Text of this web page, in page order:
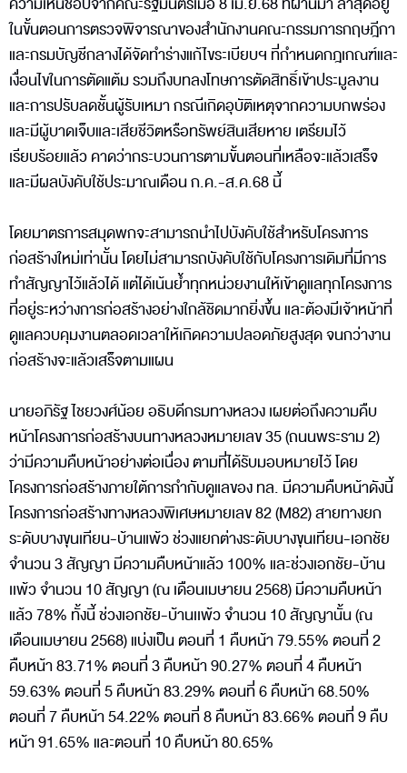
ในขั้นตอนการตรวจพิจารณาของสำนักงานคณะกรรมการกฤษฎีกา
และกรมบัญชีกลางได้จัดทำร่างแก้ไขระเบียบฯ ที่กำหนดกฎเกณฑ์และ
เงื่อนไขในการตัดแต้ม รวมถึงบทลงโทษการตัดสิทธิ์เข้าประมูลงาน
และการปรับลดชั้นผู้รับเหมา กรณีเกิดอุบัติเหตุจากความบกพร่อง
และมีผู้บาดเจ็บและเสียชีวิตหรือทรัพย์สินเสียหาย เตรียมไว้
เรียบร้อยแล้ว คาดว่ากระบวนการตามขั้นตอนที่เหลือจะแล้วเสร็จ
และมีผลบังคับใช้ประมาณเดือน ก.ค.-ส.ค.68 นี้
โดยมาตรการสมุดพกจะสามารถนำไปบังคับใช้สำหรับโครงการ
ก่อสร้างใหม่เท่านั้น โดยไม่สามารถบังคับใช้กับโครงการเดิมที่มีการ
ทำสัญญาไว้แล้วได้ แต่ได้เน้นย้ำทุกหน่วยงานให้เข้าดูแลทุกโครงการ
ที่อยู่ระหว่างการก่อสร้างอย่างใกล้ชิดมากยิ่งขึ้น และต้องมีเจ้าหน้าที่
ดูแลควบคุมงานตลอดเวลาให้เกิดความปลอดภัยสูงสุด จนกว่างาน
ก่อสร้างจะแล้วเสร็จตามแผน
นายอภิรัฐ ไชยวงศ์น้อย อธิบดีกรมทางหลวง เผยต่อถึงความคืบ
หน้าโครงการก่อสร้างบนทางหลวงหมายเลข 35 (ถนนพระราม 2)
ว่ามีความคืบหน้าอย่างต่อเนื่อง ตามที่ได้รับมอบหมายไว้ โดย
โครงการก่อสร้างภายใต้การกำกับดูแลของ ทล. มีความคืบหน้าดังนี้
โครงการก่อสร้างทางหลวงพิเศษหมายเลข 82 (M82) สายทางยก
ระดับบางขุนเทียน-บ้านแพ้ว ช่วงแยกต่างระดับบางขุนเทียน-เอกชัย
จำนวน 3 สัญญา มีความคืบหน้าแล้ว 100% และช่วงเอกชัย-บ้าน
เเพ้ว จำนวน 10 สัญญา (ณ เดือนเมษายน 2568) มีความคืบหน้า
แล้ว 78% ทั้งนี้ ช่วงเอกชัย-บ้านเเพ้ว จำนวน 10 สัญญานั้น (ณ
เดือนเมษายน 2568) แบ่งเป็น ตอนที่ 1 คืบหน้า 79.55% ตอนที่ 2
คืบหน้า 83.71% ตอนที่ 3 คืบหน้า 90.27% ตอนที่ 4 คืบหน้า
59.63% ตอนที่ 5 คืบหน้า 83.29% ตอนที่ 6 คืบหน้า 68.50%
ตอนที่ 7 คืบหน้า 54.22% ตอนที่ 8 คืบหน้า 83.66% ตอนที่ 9 คืบ
หน้า 91.65% และตอนที่ 10 คืบหน้า 80.65%